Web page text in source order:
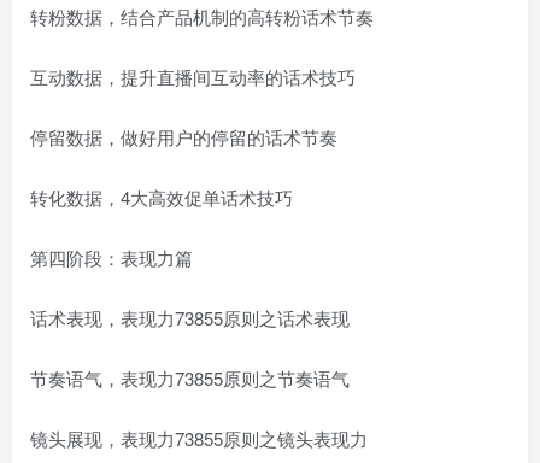
转粉数据，结合产品机制的高转粉话术节奏
互动数据，提升直播间互动率的话术技巧
停留数据，做好用户的停留的话术节奏
转化数据，4大高效促单话术技巧
第四阶段：表现力篇
话术表现，表现力73855原则之话术表现
节奏语气，表现力73855原则之节奏语气
镜头展现，表现力73855原则之镜头表现力